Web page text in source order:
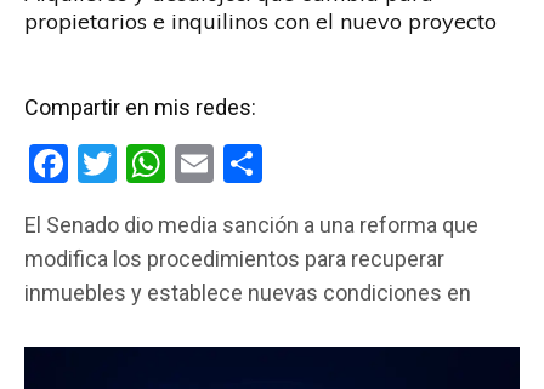
propietarios e inquilinos con el nuevo proyecto
Compartir en mis redes:
F
ce
b
o
T
tt
er
W
at
s
p
E
ail m
p
tir
El Senado dio media sanción a una reforma que
modifica los procedimientos para recuperar
inmuebles y establece nuevas condiciones en